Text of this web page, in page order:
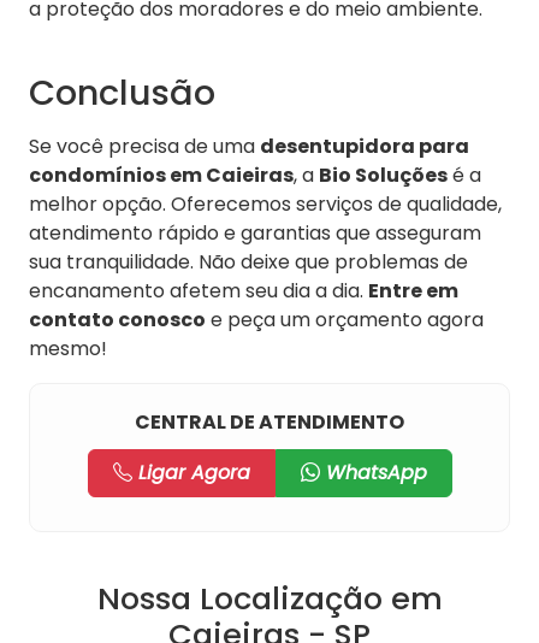
a proteção dos moradores e do meio ambiente.
Conclusão
Se você precisa de uma desentupidora para
condomínios em Caieiras, a Bio Soluçõesé a
melhor opção. Oferecemos serviços de qualidade,
atendimento rápido e garantias que asseguram
sua tranquilidade. Não deixe que problemas de
encanamento afetem seu dia a dia. Entre em
contato conosco e peça um orçamento agora
mesmo!
CENTRAL DE ATENDIMENTO
Ligar Agora
WhatsApp
Nossa Localização em